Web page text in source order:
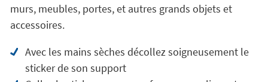
murs, meubles, portes, et autres grands objets et
accessoires.
Avec les mains sèches décollez soigneusement le
sticker de son support